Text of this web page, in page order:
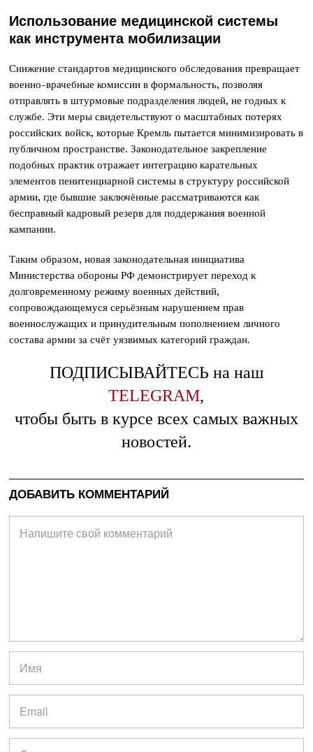
Использование медицинской системы
как инструмента мобилизации
Снижение стандартов медицинского обследования превращает
военно-врачебные комиссии в формальность, позволяя
отправлять в штурмовые подразделения людей, не годных к
службе. Эти меры свидетельствуют о масштабных потерях
российских войск, которые Кремль пытается минимизировать в
публичном пространстве. Законодательное закрепление
подобных практик отражает интеграцию карательных
элементов пенитенциарной системы в структуру российской
армии, где бывшие заключённые рассматриваются как
бесправный кадровый резерв для поддержания военной
кампании.
Таким образом, новая законодательная инициатива
Министерства обороны РФ демонстрирует переход к
долговременному режиму военных действий,
сопровождающемуся серьёзным нарушением прав
военнослужащих и принудительным пополнением личного
состава армии за счёт уязвимых категорий граждан.
ПОДПИСЫВАЙТЕСЬ на наш
TELEGRAM,
чтобы быть в курсе всех самых важных
новостей.
ДОБАВИТЬ КОММЕНТАРИЙ